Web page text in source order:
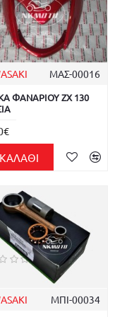
ΜΑΣ-00016
ΦΑΝΑΡΙΟΥ ZX 130
ΚΑΛΆΘΙ
ΜΠΙ-00034